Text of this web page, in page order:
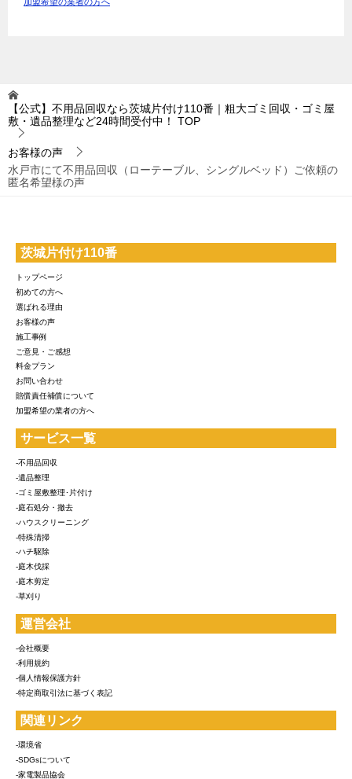
【公式】不用品回収なら茨城片付け110番｜粗大ゴミ回収・ゴミ屋
敷・遺品整理など24時間受付中！
TOP
お客様の声
水戸市にて不用品回収（ローテーブル、シングルベッド）ご依頼の
匿名希望様の声
茨城片付け110番
トップページ
初めての方へ
選ばれる理由
お客様の声
施工事例
ご意見・ご感想
料金プラン
お問い合わせ
賠償責任補償について
加盟希望の業者の方へ
サービス一覧
-不用品回収
-遺品整理
-ゴミ屋敷整理･片付け
-庭石処分・撤去
-ハウスクリーニング
-特殊清掃
-ハチ駆除
-庭木伐採
-庭木剪定
-草刈り
運営会社
-会社概要
-利用規約
-個人情報保護方針
-特定商取引法に基づく表記
関連リンク
-環境省
-SDGsについて
-家電製品協会